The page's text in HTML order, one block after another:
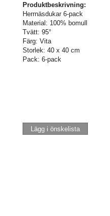
Produktbeskrivning:
Herrnäsdukar 6-pack
Material: 100% bomull
Tvätt: 95°
Färg: Vita
Storlek: 40 x 40 cm
Pack: 6-pack
Lägg i önskelista